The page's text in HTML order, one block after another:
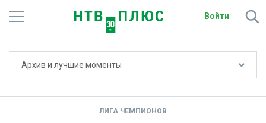
Войти
Архив и лучшие моменты
ЛИГА ЧЕМПИОНОВ